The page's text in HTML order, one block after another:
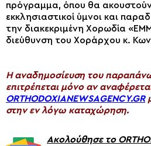
πρόγραμμα, όπου θα ακουστούν
εκκλησιαστικοί ύμνοι και
την διακεκριμένη Χορωδία
διεύθυνση του Χοράρχου κ.
H αναδημοσίευση του
επιτρέπεται μόνο αν
ORTHODOXIANEWSAGENCY.GR
στην εν λόγω καταχώρηση.
Ακολούθησε το